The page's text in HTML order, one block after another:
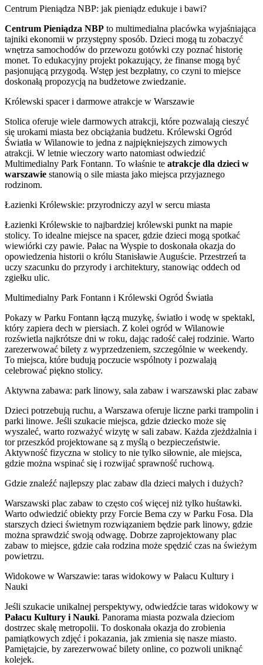
Centrum Pieniądza NBP: jak pieniądz edukuje i bawi?
Centrum Pieniądza NBP to multimedialna placówka wyjaśniająca
tajniki ekonomii w przystępny sposób. Dzieci mogą tu zobaczyć
wnętrza samochodów do przewozu gotówki czy poznać historię
monet. To edukacyjny projekt pokazujący, że finanse mogą być
pasjonującą przygodą. Wstęp jest bezpłatny, co czyni to miejsce
doskonałą propozycją na budżetowe zwiedzanie.
Królewski spacer i darmowe atrakcje w Warszawie
Stolica oferuje wiele darmowych atrakcji, które pozwalają cieszyć
się urokami miasta bez obciążania budżetu. Królewski Ogród
Światła w Wilanowie to jedna z najpiękniejszych zimowych
atrakcji. W letnie wieczory warto natomiast odwiedzić
Multimedialny Park Fontann. To właśnie te atrakcje dla dzieci w
warszawie stanowią o sile miasta jako miejsca przyjaznego
rodzinom.
Łazienki Królewskie: przyrodniczy azyl w sercu miasta
Łazienki Królewskie to najbardziej królewski punkt na mapie
stolicy. To idealne miejsce na spacer, gdzie dzieci mogą spotkać
wiewiórki czy pawie. Pałac na Wyspie to doskonała okazja do
opowiedzenia historii o królu Stanisławie Auguście. Przestrzeń ta
uczy szacunku do przyrody i architektury, stanowiąc oddech od
zgiełku ulic.
Multimedialny Park Fontann i Królewski Ogród Światła
Pokazy w Parku Fontann łączą muzykę, światło i wodę w spektakl,
który zapiera dech w piersiach. Z kolei ogród w Wilanowie
rozświetla najkrótsze dni w roku, dając radość całej rodzinie. Warto
zarezerwować bilety z wyprzedzeniem, szczególnie w weekendy.
To miejsca, które budują poczucie wspólnoty i pozwalają
celebrować piękno stolicy.
Aktywna zabawa: park linowy, sala zabaw i warszawski plac zabaw
Dzieci potrzebują ruchu, a Warszawa oferuje liczne parki trampolin i
parki linowe. Jeśli szukacie miejsca, gdzie dziecko może się
wyszaleć, warto rozważyć wizytę w sali zabaw. Każda zjeżdżalnia i
tor przeszkód projektowane są z myślą o bezpieczeństwie.
Aktywność fizyczna w stolicy to nie tylko siłownie, ale miejsca,
gdzie można wspinać się i rozwijać sprawność ruchową.
Gdzie znaleźć najlepszy plac zabaw dla dzieci małych i dużych?
Warszawski plac zabaw to często coś więcej niż tylko huśtawki.
Warto odwiedzić obiekty przy Forcie Bema czy w Parku Fosa. Dla
starszych dzieci świetnym rozwiązaniem będzie park linowy, gdzie
można sprawdzić swoją odwagę. Dobrze zaprojektowany plac
zabaw to miejsce, gdzie cała rodzina może spędzić czas na świeżym
powietrzu.
Widokowe w Warszawie: taras widokowy w Pałacu Kultury i
Nauki
Jeśli szukacie unikalnej perspektywy, odwiedźcie taras widokowy w
Pałacu Kultury i Nauki. Panorama miasta pozwala dzieciom
dostrzec skalę metropolii. To doskonała okazja do zrobienia
pamiątkowych zdjęć i pokazania, jak zmienia się nasze miasto.
Pamiętajcie, by zarezerwować bilety online, co pozwoli uniknąć
kolejek.